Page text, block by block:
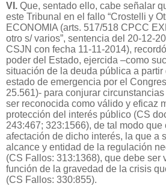
VI. Que, sentado ello, cabe señalar
este Tribunal en el fallo “Crostelli y
ECONOMIA (arts. 517/518 CPCC
otro s/ varios”, sentencia del 20-12-
CSJN con fecha 11-11-2014),
poder del Estado, ejercida –como
situación de la deuda pública a partir
estado de emergencia por el
25.561)- para conjurar
ser reconocida como válido y eficaz
protección del interés público (CS
243:467; 323:1566), de tal modo
afectación de dicho interés, la que a
alcance y entidad de la regulación
(CS Fallos: 313:1368), que debe ser
función de la gravedad de la crisis
(CS Fallos: 330:855).